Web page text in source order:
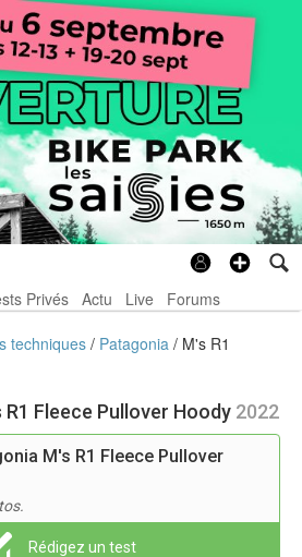
Privés Actu Live Forums
techniques Patagonia
M's R1
Fleece Pullover Hoody 2022
M's R1 Fleece Pullover
Rédigez un test